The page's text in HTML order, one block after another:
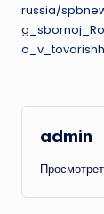
russia/
admin